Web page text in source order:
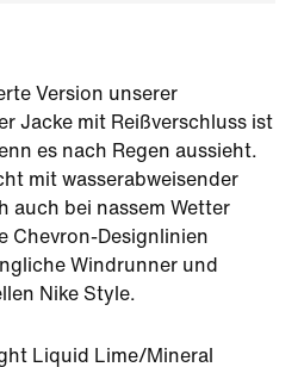
Version unserer
Jacke mit Reißverschluss ist
es nach Regen aussieht.
mit wasserabweisender
auch bei nassem Wetter
Chevron-Designlinien
Windrunner und
Nike Style.
Liquid Lime/Mineral